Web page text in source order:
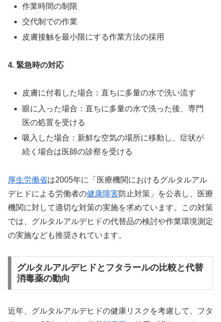
作業時間の制限
交代制での作業
皮膚接触を最小限にする作業方法の採用
4. 緊急時の対応
皮膚に付着した場合：直ちに多量の水で洗い流す
眼に入った場合：直ちに多量の水で洗った後、専門
医の処置を受ける
吸入した場合：新鮮な空気の場所に移動し、症状が
続く場合は医師の診察を受ける
厚生労働省は2005年に「医療機関におけるグルタルアル
デヒドによる労働者の健康障害防止対策」を公表し、医療
機関に対して適切な対策の実施を求めています。この対策
では、グルタルアルデヒドの代替品の検討や作業環境測定
の実施なども推奨されています。
グルタルアルデヒドとフタラールの比較と代替
消毒薬の動向
近年、グルタルアルデヒドの健康リスクを考慮して、フタ